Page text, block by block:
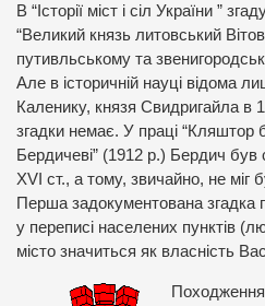
В “Історії міст і сіл України ”
“Великий князь литовський
путивльському та
Але в історичній науці відома
Каленику, князя Свидригайла в
згадки немає. У праці “Кляштор
Бердичеві” (1912 р.) Бердич був
ХVІ ст., а тому, звичайно, не міг
Перша задокументована згадка
у переписі населених пунктів
місто значиться як власність
Походження